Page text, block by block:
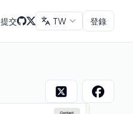
提交 TW 登錄